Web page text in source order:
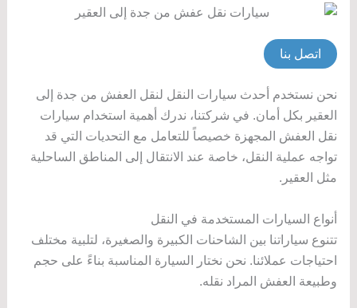
اتصل بنا
نحن نستخدم أحدث سيارات النقل لنقل العفش من جدة إلى
العقير بكل أمان. في شركتنا، ندرك أهمية استخدام سيارات
نقل العفش المجهزة خصيصاً للتعامل مع التحديات التي قد
تواجه عملية النقل، خاصة عند الانتقال إلى المناطق الساحلية
مثل العقير.
أنواع السيارات المستخدمة في النقل
تتنوع سياراتنا بين الشاحنات الكبيرة والصغيرة، لتلبية مختلف
احتياجات عملائنا. نحن نختار السيارة المناسبة بناءً على حجم
وطبيعة العفش المراد نقله.